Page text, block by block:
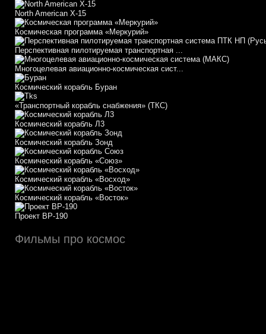
North American X-15
Космическая программа «Меркурий»
Перспективная пилотируемая транспортная ...
Многоцелевая авиационно-космическая сист...
Космический корабль Буран
«Транспортный корабль снабжения» (ТКС)
Космический корабль Л3
Космический корабль Зонд
Космический корабль «Союз»
Космический корабль «Восход»
Космический корабль «Восток»
Проект ВР-190
Фильмы про космос